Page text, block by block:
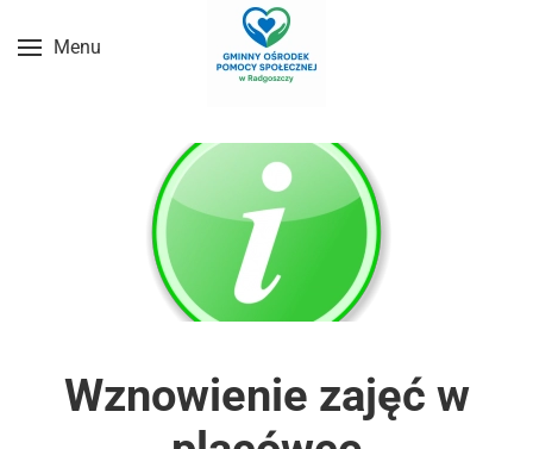
Przejdź do treści głównej
Menu
Wznowienie zajęć w